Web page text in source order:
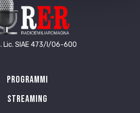
Lic. SIAE 473/I/06-600
Programmi
Streaming